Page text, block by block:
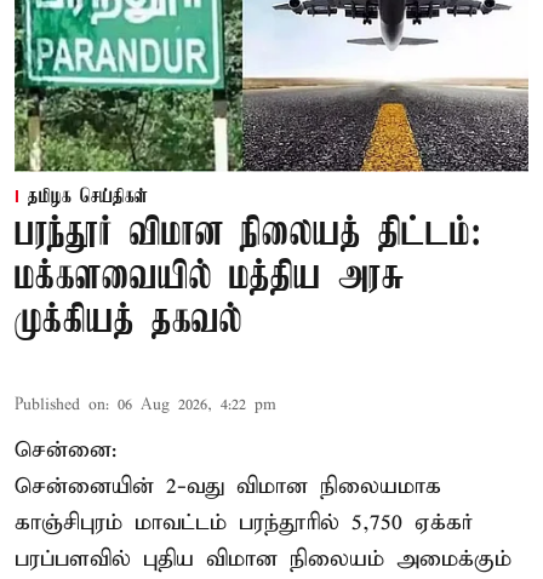
தமிழக செய்திகள்
பரந்தூர் விமான நிலையத் திட்டம்:
மக்களவையில் மத்திய அரசு
முக்கியத் தகவல்
Published on: 06 Aug 2026, 4:22 pm
சென்னை:
சென்னையின் 2-வது விமான நிலையமாக
காஞ்சிபுரம் மாவட்டம் பரந்தூரில் 5,750 ஏக்கர்
பரப்பளவில் புதிய விமான நிலையம் அமைக்கும்